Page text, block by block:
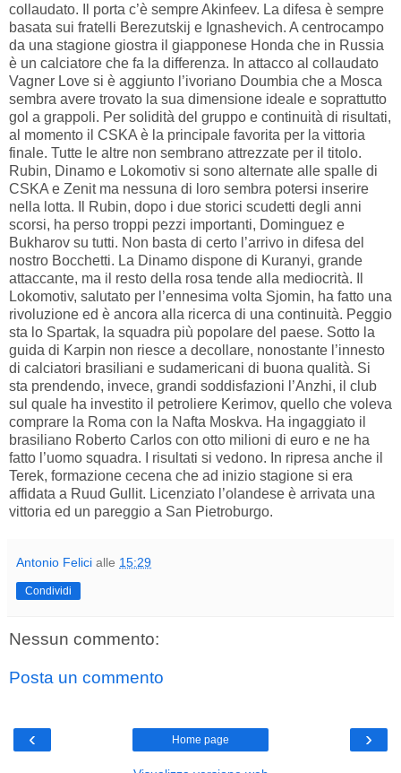
collaudato. Il porta c’è sempre Akinfeev. La difesa è sempre
basata sui fratelli Berezutskij e Ignashevich. A centrocampo
da una stagione giostra il giapponese Honda che in Russia
è un calciatore che fa la differenza. In attacco al collaudato
Vagner Love si è aggiunto l’ivoriano Doumbia che a Mosca
sembra avere trovato la sua dimensione ideale e soprattutto
gol a grappoli. Per solidità del gruppo e continuità di risultati,
al momento il CSKA è la principale favorita per la vittoria
finale. Tutte le altre non sembrano attrezzate per il titolo.
Rubin, Dinamo e Lokomotiv si sono alternate alle spalle di
CSKA e Zenit ma nessuna di loro sembra potersi inserire
nella lotta. Il Rubin, dopo i due storici scudetti degli anni
scorsi, ha perso troppi pezzi importanti, Dominguez e
Bukharov su tutti. Non basta di certo l’arrivo in difesa del
nostro Bocchetti. La Dinamo dispone di Kuranyi, grande
attaccante, ma il resto della rosa tende alla mediocrità. Il
Lokomotiv, salutato per l’ennesima volta Sjomin, ha fatto una
rivoluzione ed è ancora alla ricerca di una continuità. Peggio
sta lo Spartak, la squadra più popolare del paese. Sotto la
guida di Karpin non riesce a decollare, nonostante l’innesto
di calciatori brasiliani e sudamericani di buona qualità. Si
sta prendendo, invece, grandi soddisfazioni l’Anzhi, il club
sul quale ha investito il petroliere Kerimov, quello che voleva
comprare la Roma con la Nafta Moskva. Ha ingaggiato il
brasiliano Roberto Carlos con otto milioni di euro e ne ha
fatto l’uomo squadra. I risultati si vedono. In ripresa anche il
Terek, formazione cecena che ad inizio stagione si era
affidata a Ruud Gullit. Licenziato l’olandese è arrivata una
vittoria ed un pareggio a San Pietroburgo.
Antonio Felici alle 15:29
Condividi
Nessun commento:
Posta un commento
‹ ›
Home page